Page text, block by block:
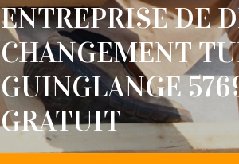
ENTREPRISE DE
CHANGEMENT
GUINGLANGE
GRATUIT